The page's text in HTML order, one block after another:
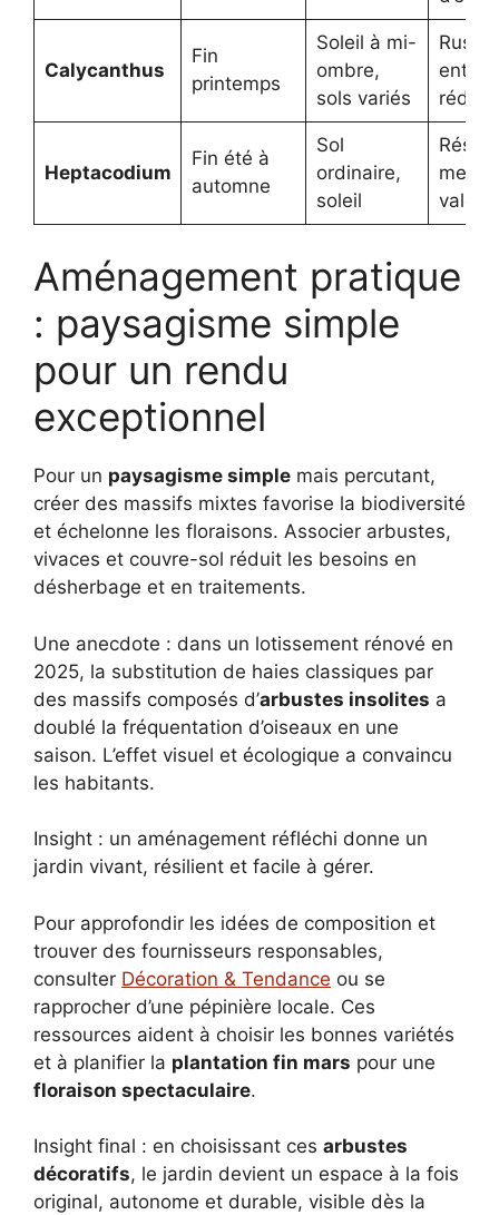
Calycanthus
Fin
printemps
Soleil à mi-
ombre,
sols variés
réduit
Heptacodium
Fin été à
automne
Sol
ordinaire,
soleil
met
valeur
Aménagement pratique
: paysagisme simple
pour un rendu
exceptionnel
Pour un paysagisme simple mais percutant,
créer des massifs mixtes favorise la biodiversité
et échelonne les floraisons. Associer arbustes,
vivaces et couvre-sol réduit les besoins en
désherbage et en traitements.
Une anecdote : dans un lotissement rénové en
2025, la substitution de haies classiques par
des massifs composés d’arbustes insolites a
doublé la fréquentation d’oiseaux en une
saison. L’effet visuel et écologique a convaincu
les habitants.
Insight : un aménagement réfléchi donne un
jardin vivant, résilient et facile à gérer.
Pour approfondir les idées de composition et
trouver des fournisseurs responsables,
consulter Décoration & Tendance ou se
rapprocher d’une pépinière locale. Ces
ressources aident à choisir les bonnes variétés
et à planifier la plantation fin mars pour une
floraison spectaculaire.
Insight final : en choisissant ces arbustes
décoratifs, le jardin devient un espace à la fois
original, autonome et durable, visible dès la